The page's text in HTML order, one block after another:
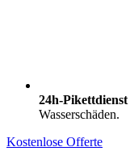
24h-Pikettdienst
Wasserschäden.
Kostenlose Offerte